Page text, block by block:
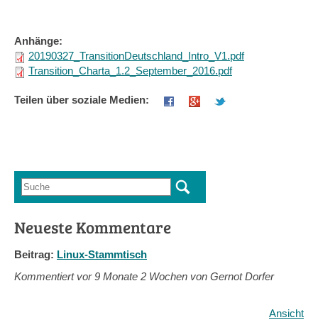
Anhänge:
20190327_TransitionDeutschland_Intro_V1.pdf
Transition_Charta_1.2_September_2016.pdf
Teilen über soziale Medien:
Suchformular
Suche
Neueste Kommentare
Beitrag: Linux-Stammtisch
Kommentiert vor9 Monate 2 Wochen von Gernot Dorfer
Ansicht